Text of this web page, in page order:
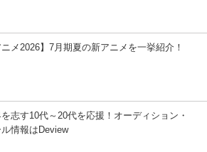
ニメ2026】7月期夏の新アニメを一挙紹介！
志す10代～20代を応援！オーディション・
情報はDeview